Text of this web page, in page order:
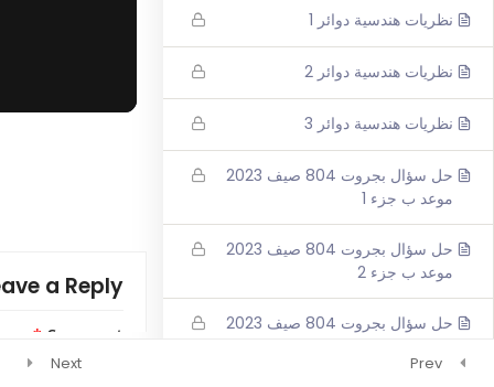
نظريات هندسية دوائر 1
نظريات هندسية دوائر 2
نظريات هندسية دوائر 3
حل سؤال بجروت 804 صيف 2023
موعد ب جزء 1
حل سؤال بجروت 804 صيف 2023
موعد ب جزء 2
حل سؤال بجروت 804 صيف 2023
a Reply
Comment
*
Prev
Next